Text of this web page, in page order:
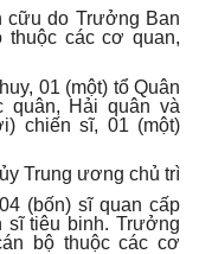
cữu do Trưởng Ban
thuộc các cơ quan,
01 (một) tổ Quân
Hải quân và
chiến sĩ, 01 (một)
Trung ương chủ trì
(bốn) sĩ quan cấp
tiêu binh. Trưởng
bộ thuộc các cơ